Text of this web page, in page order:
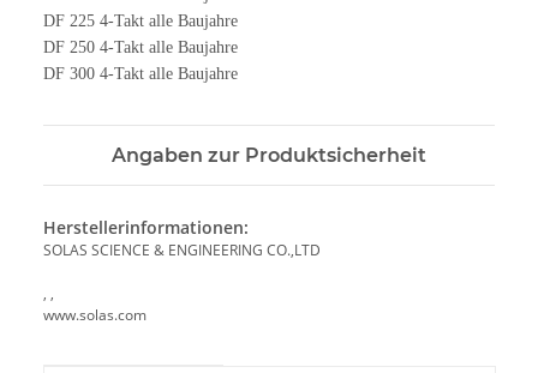
DF 225 4-Takt alle Baujahre
DF 250 4-Takt alle Baujahre
DF 300 4-Takt alle Baujahre
Angaben zur Produktsicherheit
Herstellerinformationen:
SOLAS SCIENCE & ENGINEERING CO.,LTD
, ,
www.solas.com